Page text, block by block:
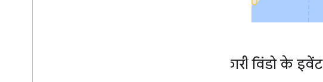
जानकारी विंडो के इवेंट